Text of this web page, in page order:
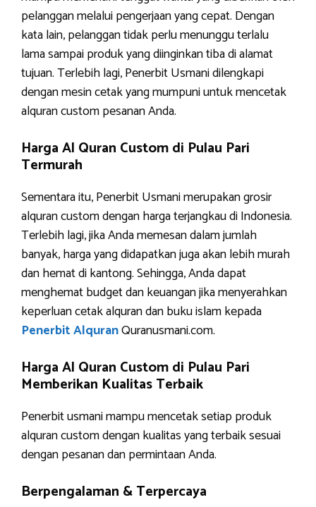
pelanggan melalui pengerjaan yang cepat. Dengan
kata lain, pelanggan tidak perlu menunggu terlalu
lama sampai produk yang diinginkan tiba di alamat
tujuan. Terlebih lagi, Penerbit Usmani dilengkapi
dengan mesin cetak yang mumpuni untuk mencetak
alquran custom pesanan Anda.
Harga Al Quran Custom di Pulau Pari
Termurah
Sementara itu, Penerbit Usmani merupakan grosir
alquran custom dengan harga terjangkau di Indonesia.
Terlebih lagi, jika Anda memesan dalam jumlah
banyak, harga yang didapatkan juga akan lebih murah
dan hemat di kantong. Sehingga, Anda dapat
menghemat budget dan keuangan jika menyerahkan
keperluan cetak alquran dan buku islam kepada
Penerbit AlquranQuranusmani.com.
Harga Al Quran Custom di Pulau Pari
Memberikan Kualitas Terbaik
Penerbit usmani mampu mencetak setiap produk
alquran custom dengan kualitas yang terbaik sesuai
dengan pesanan dan permintaan Anda.
Berpengalaman & Terpercaya